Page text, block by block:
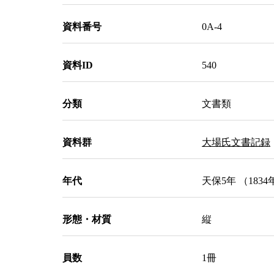
資料番号 0A-4
資料ID 540
分類 文書類
資料群 大場氏文書記録
年代 天保5年 （1834
形態・材質 縦
員数 1冊